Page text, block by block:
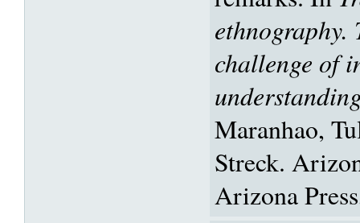
challenge of
Maranhao,
Streck.
Arizona